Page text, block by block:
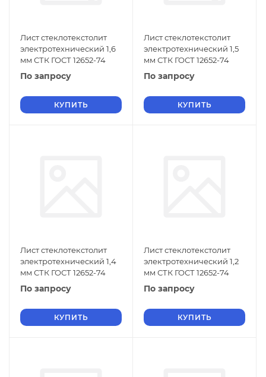
Лист стеклотекстолит
электротехнический 1,6
мм СТК ГОСТ 12652-74
По запросу
КУПИТЬ
Лист стеклотекстолит
электротехнический 1,5
мм СТК ГОСТ 12652-74
По запросу
КУПИТЬ
Лист стеклотекстолит
электротехнический 1,4
мм СТК ГОСТ 12652-74
По запросу
КУПИТЬ
Лист стеклотекстолит
электротехнический 1,2
мм СТК ГОСТ 12652-74
По запросу
КУПИТЬ